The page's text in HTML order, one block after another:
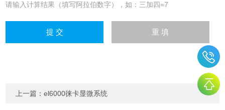
请输入计算结果（填写阿拉伯数字），如：三加四=7
上一篇：el6000徕卡显微系统